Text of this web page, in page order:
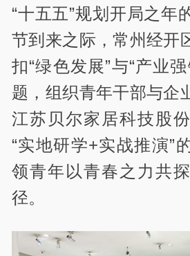
“十五五”规划开局之年
节到来之际，常州经开
扣“绿色发展”与“产业
题，组织青年干部与企
江苏贝尔家居科技股
“实地研学+实战推演”
领青年以青春之力共
径。